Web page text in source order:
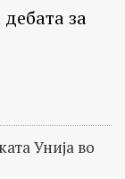
за
Унија во